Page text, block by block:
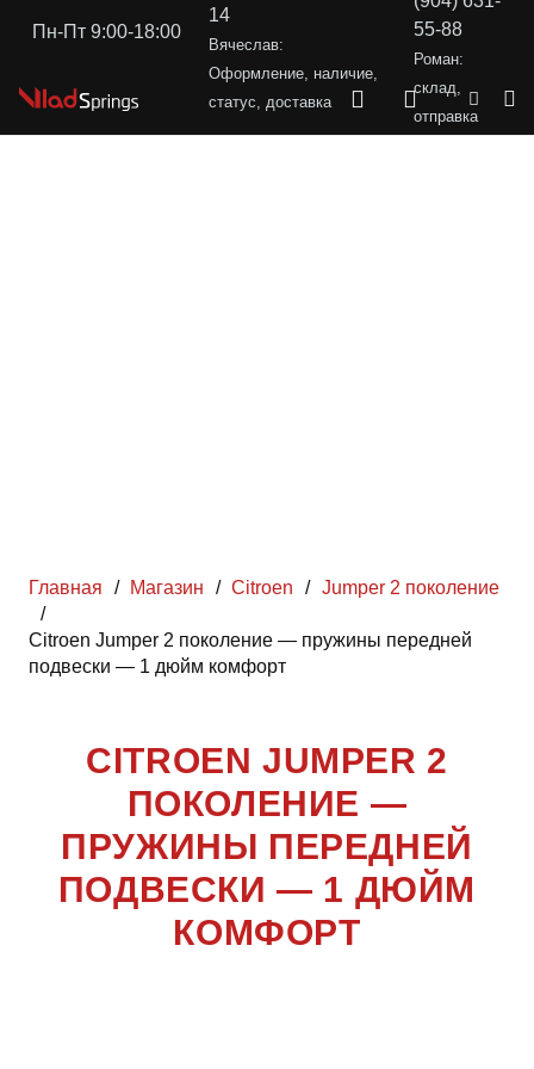
Пн-Пт 9:00-18:00
14
Вячеслав:
Оформление, наличие,
статус, доставка
55-88
Роман:
склад,
отправка
Главная / Магазин / Citroen / Jumper 2 поколение
/
Citroen Jumper 2 поколение — пружины передней
подвески — 1 дюйм комфорт
CITROEN JUMPER 2
ПОКОЛЕНИЕ —
ПРУЖИНЫ ПЕРЕДНЕЙ
ПОДВЕСКИ — 1 ДЮЙМ
КОМФОРТ